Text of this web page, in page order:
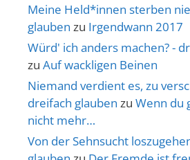
Meine Held*innen sterben
glauben zu Irgendwann 2017
Würd' ich anders machen? -
zu Auf wackligen Beinen
Niemand verdient es, zu
dreifach glauben zu Wenn du
nicht mehr…
Von der Sehnsucht